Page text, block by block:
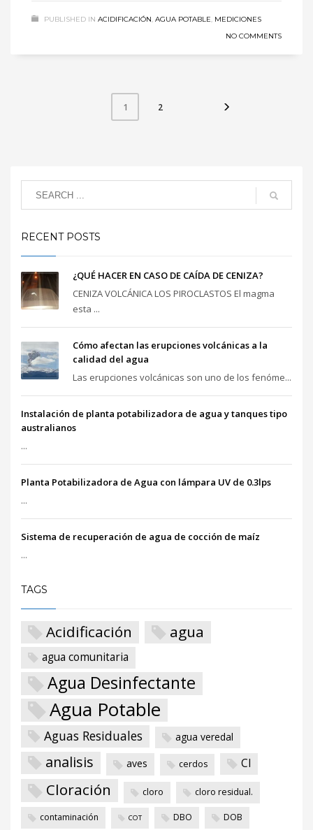
PUBLISHED IN ACIDIFICACIÓN, AGUA POTABLE, MEDICIONES
NO COMMENTS
1 2
RECENT POSTS
¿QUÉ HACER EN CASO DE CAÍDA DE CENIZA?
CENIZA VOLCÁNICA LOS PIROCLASTOS El magma
esta ...
Cómo afectan las erupciones volcánicas a la
calidad del agua
Las erupciones volcánicas son uno de los fenóme...
Instalación de planta potabilizadora de agua y tanques tipo
australianos
...
Planta Potabilizadora de Agua con lámpara UV de 0.3lps
...
Sistema de recuperación de agua de cocción de maíz
...
TAGS
Acidificación agua
agua comunitaria
Agua Desinfectante
Agua Potable
Aguas Residuales agua veredal
analisis aves cerdos Cl
Cloración cloro cloro residual.
contaminación COT DBO DOB